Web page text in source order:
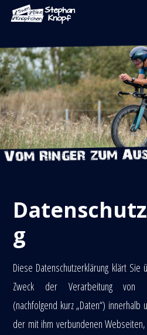
g
Diese Datenschutzerklärung klärt
Zweck der Verarbeitung von
(nachfolgend kurz „Daten“)
der mit ihm verbundenen